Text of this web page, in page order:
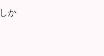
か